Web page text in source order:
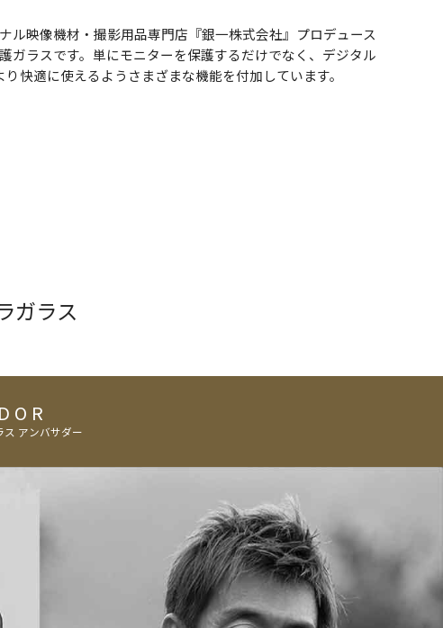
ル映像機材・撮影用品専門店『銀一株式会社』プロデュース
ガラスです。単にモニターを保護するだけでなく、デジタル
り快適に使えるようさまざまな機能を付加しています。
ガラス
ス アンバサダー